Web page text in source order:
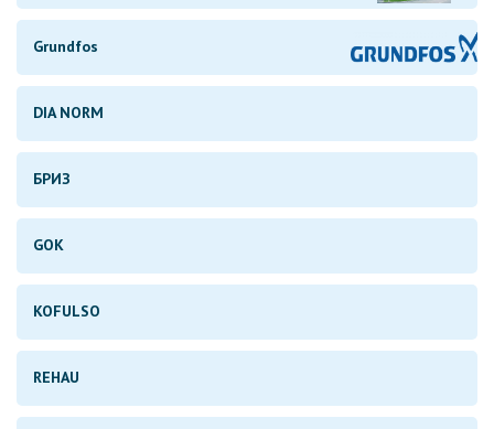
Grundfos
DIA NORM
БРИЗ
GOK
KOFULSO
REHAU